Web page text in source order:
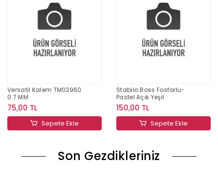
Versatil Kalem TM02960
0.7 MM
75,00 TL
Sepete Ekle
Stabilo Boss Fosforlu-
Pastel Açık Yeşil
150,00 TL
Sepete Ekle
Son Gezdikleriniz